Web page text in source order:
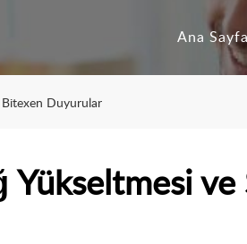
Ana
Bitexen Duyurular
Yükseltmesi ve